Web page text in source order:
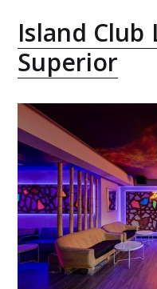
Island Club
Superior